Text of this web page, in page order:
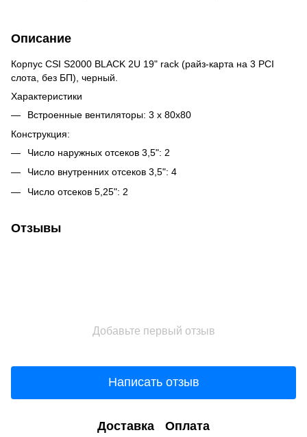
Описание
Корпус CSI S2000 BLACK 2U 19" rack (райз-карта на 3 PCI
слота, без БП), черный.
Характеристики
Встроенные вентиляторы: 3 x 80x80
Конструкция:
Число наружных отсеков 3,5": 2
Число внутренних отсеков 3,5": 4
Число отсеков 5,25": 2
Отзывы
Добавьте первый отзыв
Написать отзыв
Доставка Оплата